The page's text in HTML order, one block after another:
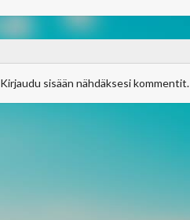
Kirjaudu sisään nähdäksesi kommentit.